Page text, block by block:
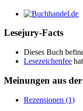
Lesejury-Facts
Dieses Buch
Lesezeichenfee
Meinungen aus
Rezensionen (1)